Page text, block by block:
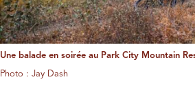
Une balade en soirée au Park City Mountain
Photo : Jay Dash